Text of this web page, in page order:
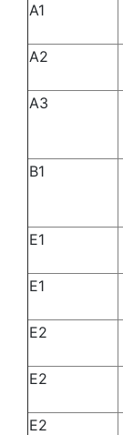
A1
A2
A3
B1
E1
E1
E2
E2
E2